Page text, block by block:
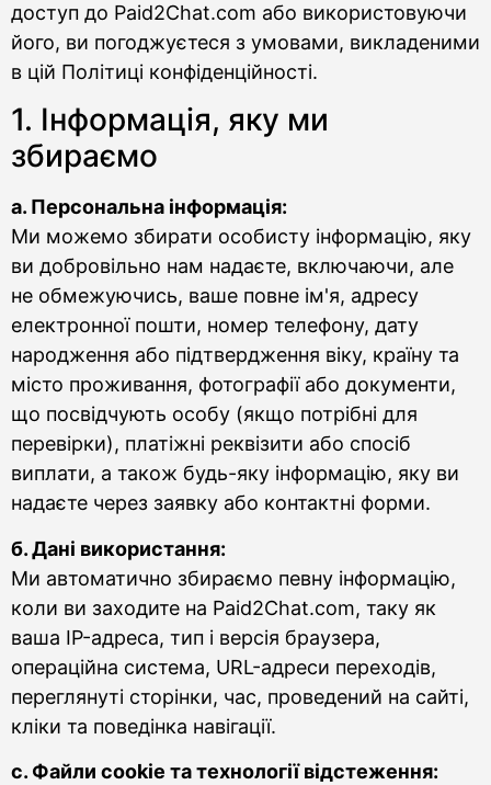
доступ до Paid2Chat.com або використовуючи
його, ви погоджуєтеся з умовами, викладеними
в цій Політиці конфіденційності.
1. Інформація, яку ми
збираємо
а. Персональна інформація:
Ми можемо збирати особисту інформацію, яку
ви добровільно нам надаєте, включаючи, але
не обмежуючись, ваше повне ім'я, адресу
електронної пошти, номер телефону, дату
народження або підтвердження віку, країну та
місто проживання, фотографії або документи,
що посвідчують особу (якщо потрібні для
перевірки), платіжні реквізити або спосіб
виплати, а також будь-яку інформацію, яку ви
надаєте через заявку або контактні форми.
б. Дані використання:
Ми автоматично збираємо певну інформацію,
коли ви заходите на Paid2Chat.com, таку як
ваша IP-адреса, тип і версія браузера,
операційна система, URL-адреси переходів,
переглянуті сторінки, час, проведений на сайті,
кліки та поведінка навігації.
c. Файли cookie та технології відстеження: